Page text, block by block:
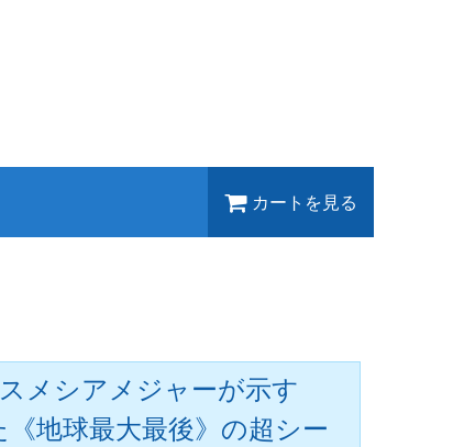
カートを見る
メシアメジャーが示す
地球最大最後》の超シー